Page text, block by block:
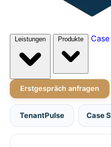
Erstgespräch anfragen
TenantPulse Case